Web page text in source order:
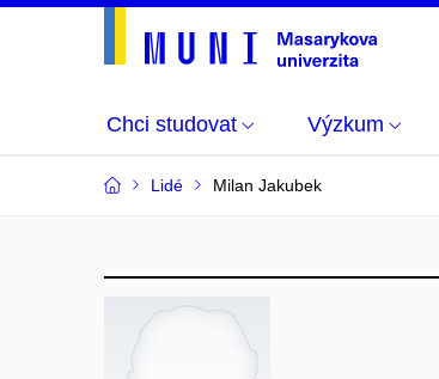
Chci studovat Výzkum
Lidé Milan Jakubek